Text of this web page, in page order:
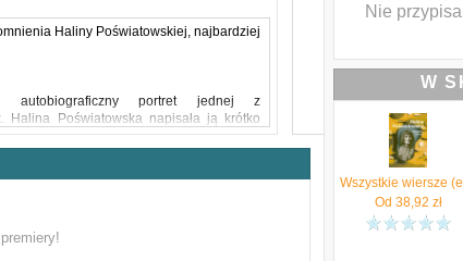
Haliny Poświatowskiej, najbardziej
autobiograficzny portret jednej z
Halina Poświatowska napisała ją krótko
tekst do przyjaciela, książka jest
czytelniczek i czytelników. Poznajemy
towarzyszymy w namyśle nad życiem
źródłem nadziei. To klasyka literatury,
Nie
W
Od 38,92 zł